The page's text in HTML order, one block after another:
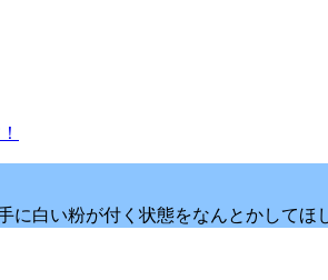
に白い粉が付く状態をなんとかして